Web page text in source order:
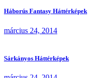
Háborús Fantasy Háttérképek
március 24, 2014
Sárkányos Háttérképek